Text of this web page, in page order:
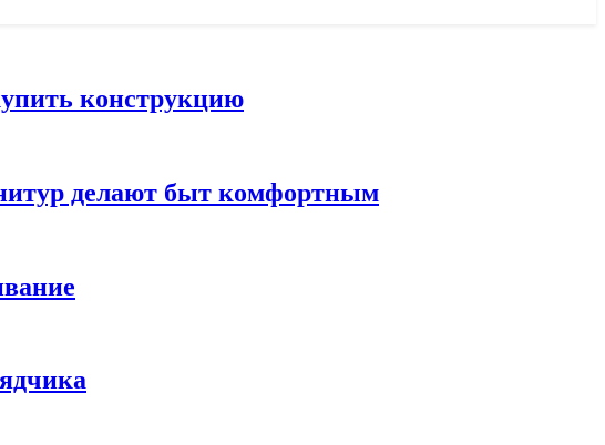
конструкцию
делают быт комфортным